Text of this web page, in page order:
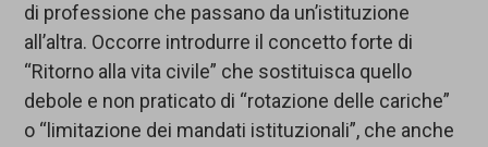
di professione che passano da un’istituzione
all’altra. Occorre introdurre il concetto forte di
“Ritorno alla vita civile” che sostituisca quello
debole e non praticato di “rotazione delle cariche”
o “limitazione dei mandati istituzionali”, che anche